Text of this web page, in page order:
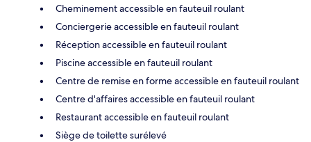
Cheminement accessible en fauteuil roulant
Conciergerie accessible en fauteuil roulant
Réception accessible en fauteuil roulant
Piscine accessible en fauteuil roulant
Centre de remise en forme accessible en fauteuil roulant
Centre d'affaires accessible en fauteuil roulant
Restaurant accessible en fauteuil roulant
Siège de toilette surélevé